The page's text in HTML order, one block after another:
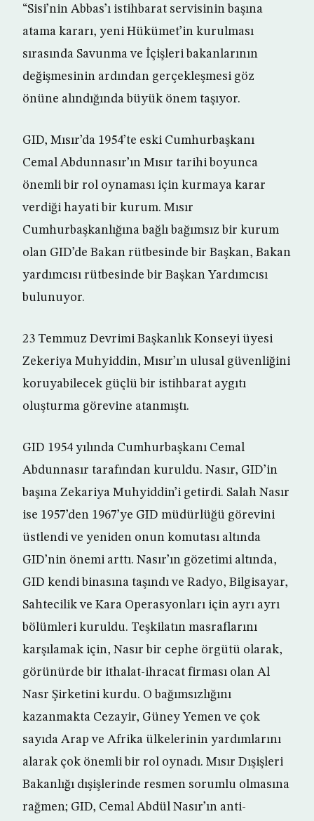
“Sisi’nin Abbas’ı istihbarat servisinin başına
atama kararı, yeni Hükümet’in kurulması
sırasında Savunma ve İçişleri bakanlarının
değişmesinin ardından gerçekleşmesi göz
önüne alındığında büyük önem taşıyor.
GID, Mısır’da 1954’te eski Cumhurbaşkanı
Cemal Abdunnasır’ın Mısır tarihi boyunca
önemli bir rol oynaması için kurmaya karar
verdiği hayati bir kurum. Mısır
Cumhurbaşkanlığına bağlı bağımsız bir kurum
olan GID’de Bakan rütbesinde bir Başkan, Bakan
yardımcısı rütbesinde bir Başkan Yardımcısı
bulunuyor.
23 Temmuz Devrimi Başkanlık Konseyi üyesi
Zekeriya Muhyiddin, Mısır’ın ulusal güvenliğini
koruyabilecek güçlü bir istihbarat aygıtı
oluşturma görevine atanmıştı.
GID 1954 yılında Cumhurbaşkanı Cemal
Abdunnasır tarafından kuruldu. Nasır, GID’in
başına Zekariya Muhyiddin’i getirdi. Salah Nasır
ise 1957’den 1967’ye GID müdürlüğü görevini
üstlendi ve yeniden onun komutası altında
GID’nin önemi arttı. Nasır’ın gözetimi altında,
GID kendi binasına taşındı ve Radyo, Bilgisayar,
Sahtecilik ve Kara Operasyonları için ayrı ayrı
bölümleri kuruldu. Teşkilatın masraflarını
karşılamak için, Nasır bir cephe örgütü olarak,
görünürde bir ithalat-ihracat firması olan Al
Nasr Şirketini kurdu. O bağımsızlığını
kazanmakta Cezayir, Güney Yemen ve çok
sayıda Arap ve Afrika ülkelerinin yardımlarını
alarak çok önemli bir rol oynadı. Mısır Dışişleri
Bakanlığı dışişlerinde resmen sorumlu olmasına
rağmen; GID, Cemal Abdül Nasır’ın anti-